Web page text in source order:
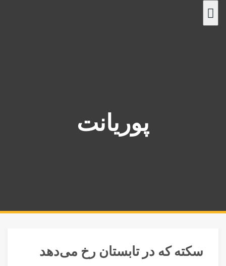
پوریانت
سکته که در تابستان رخ می‌دهد